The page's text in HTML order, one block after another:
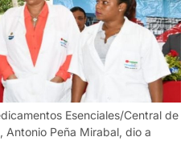
Esenciales/Central de
Antonio Peña Mirabal, dio a